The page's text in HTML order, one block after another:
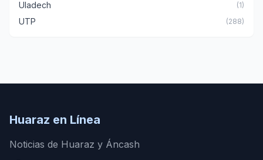
Uladech (1)
UTP (288)
Huaraz en Línea
Noticias de Huaraz y Áncash